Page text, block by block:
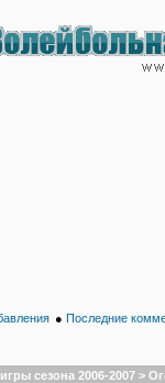
● Последние
сезона 2006-2007 >